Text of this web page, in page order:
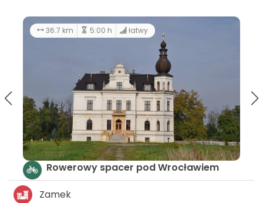
183 km 12:00 h łatwy
Szlak kościołów i kaplic - LGD Lider
Zamek